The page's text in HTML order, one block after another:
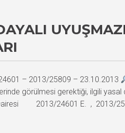
– 2013/25809 – 23.10.2013
görülmesi gerektiği, ilgili yasal
Dairesi 2013/24601 E. , 2013/